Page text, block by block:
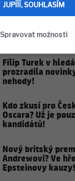
Šokující přiznání
Žilkové: Už
rozhodnutí!
Filip Turek v
prozradila
nehody!
Kdo zkusí pro
Oscara? Už je
kandidátů!
Nový britský
Andrewovi? Ve
Epsteinovy kauzy!
JUPÍÍÍ, SOUHLASÍM
Spravovat možnosti